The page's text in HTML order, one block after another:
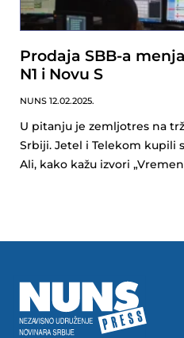
Prodaja SBB-a
N1 i Novu S
NUNS 12.02.2025.
U pitanju je zemljotres na
Srbiji. Jetel i Telekom kupili
Ali, kako kažu izvori